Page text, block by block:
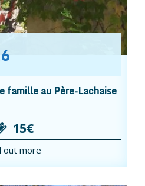
famille au Père-Lachaise
15€
out more